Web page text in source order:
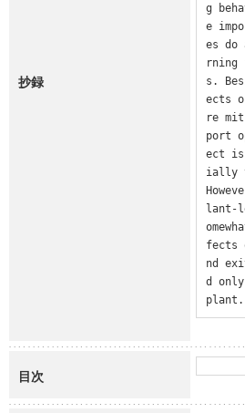
抄録
g
e
es do
rning
s.
ects
re
port
ect is
ially
lant-
fects
nd
d
plant.
目次